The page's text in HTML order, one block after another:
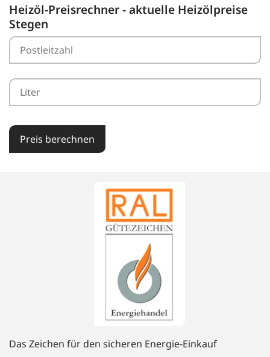
Heizöl-Preisrechner - aktuelle Heizölpreise
Stegen
Preis berechnen
Das Zeichen für den sicheren Energie-Einkauf